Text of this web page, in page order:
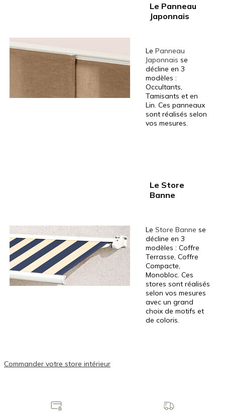
Le Panneau
Japonnais
Le Panneau
Japonnais se
décline en 3
modèles :
Occultants,
Tamisants et en
Lin. Ces panneaux
sont réalisés selon
vos mesures.
Le Store
Banne
Le Store Banne se
décline en 3
modèles : Coffre
Terrasse, Coffre
Compacte,
Monobloc. Ces
stores sont réalisés
selon vos mesures
avec un grand
choix de motifs et
de coloris.
Commander votre store intérieur